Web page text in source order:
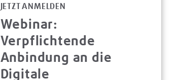
JETZT ANMELDEN
Webinar:
Verpflichtende
Anbindung an die
Digitale